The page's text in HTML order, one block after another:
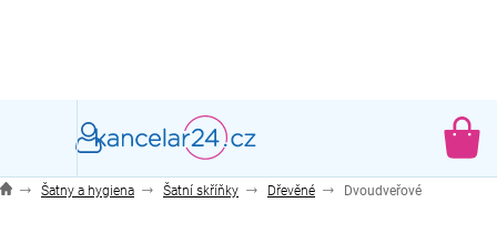
Šatny a hygiena Šatní skříňky Dřevěné Dvoudveřové